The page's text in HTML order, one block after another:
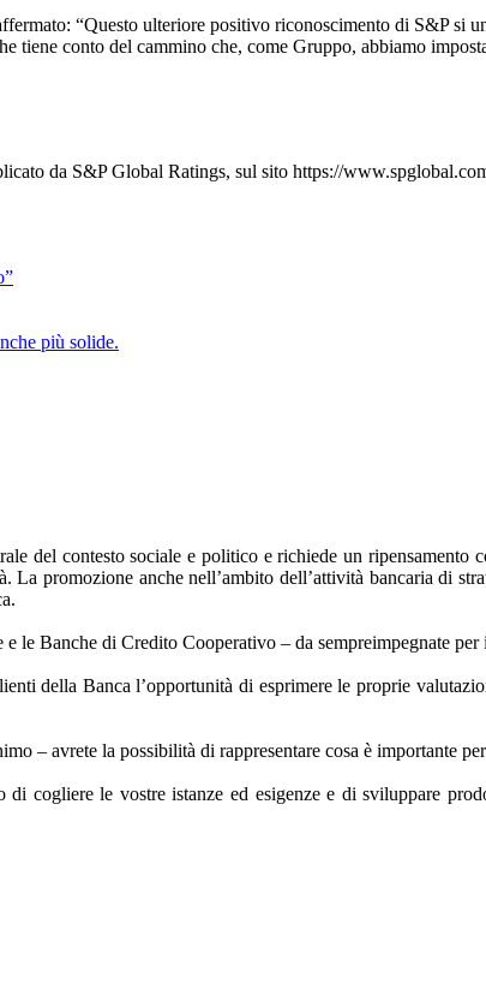
“Questo ulteriore positivo riconoscimento di S&P si
tiene conto del cammino che, come Gruppo, abbiamo
da S&P Global Ratings, sul sito https://
più solide.
del contesto sociale e politico e richiede un
promozione anche nell’ambito dell’attività bancaria di
le Banche di Credito Cooperativo – da sempreimpegnate
della Banca l’opportunità di esprimere le proprie
– avrete la possibilità di rappresentare cosa è importante
cogliere le vostre istanze ed esigenze e di sviluppare